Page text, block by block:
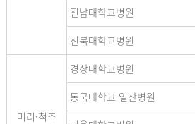
전남대학교병원
전북대학교병원
머리·척추
경상대학교병원
동국대학교 일산병원